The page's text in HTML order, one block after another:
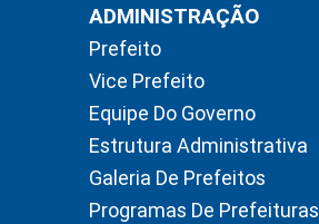
ADMINISTRAÇÃO
Prefeito
Vice Prefeito
Equipe Do Governo
Estrutura Administrativa
Galeria De Prefeitos
Programas De Prefeituras